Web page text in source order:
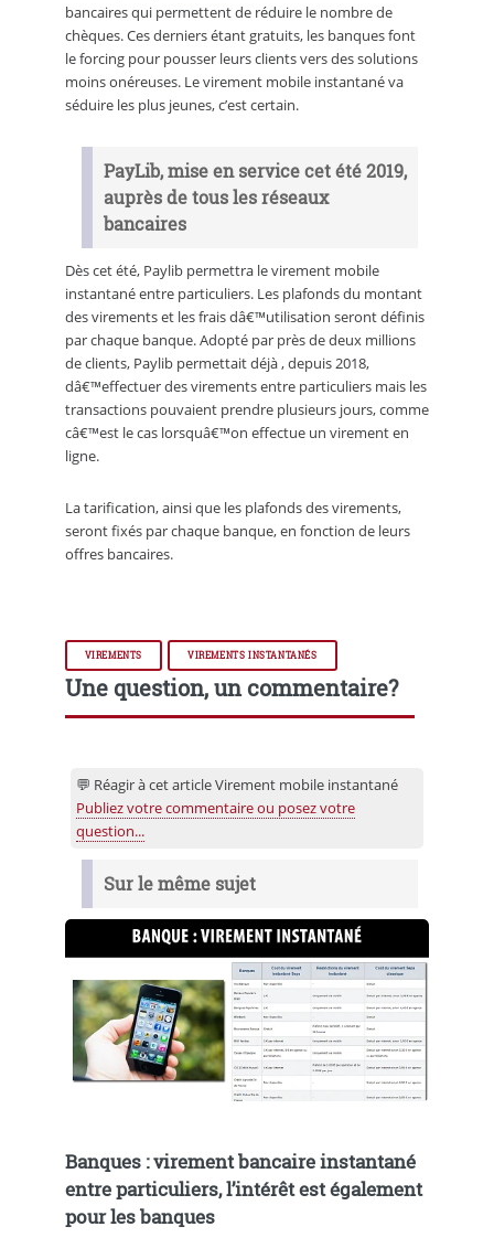
bancaires qui permettent de réduire le nombre de
chèques. Ces derniers étant gratuits, les banques font
le forcing pour pousser leurs clients vers des solutions
moins onéreuses. Le virement mobile instantané va
séduire les plus jeunes, c’est certain.
PayLib, mise en service cet été 2019,
auprès de tous les réseaux
bancaires
Dès cet été, Paylib permettra le virement mobile
instantané entre particuliers. Les plafonds du montant
des virements et les frais dâ€™utilisation seront définis
par chaque banque. Adopté par près de deux millions
de clients, Paylib permettait déjà , depuis 2018,
dâ€™effectuer des virements entre particuliers mais les
transactions pouvaient prendre plusieurs jours, comme
câ€™est le cas lorsquâ€™on effectue un virement en
ligne.
La tarification, ainsi que les plafonds des virements,
seront fixés par chaque banque, en fonction de leurs
offres bancaires.
VIREMENTS VIREMENTS INSTANTANÉS
Une question, un commentaire?
💬 Réagir à cet article Virement mobile instantané
Publiez votre commentaire ou posez votre
question...
Sur le même sujet
Banques : virement bancaire instantané
entre particuliers, l’intérêt est également
pour les banques